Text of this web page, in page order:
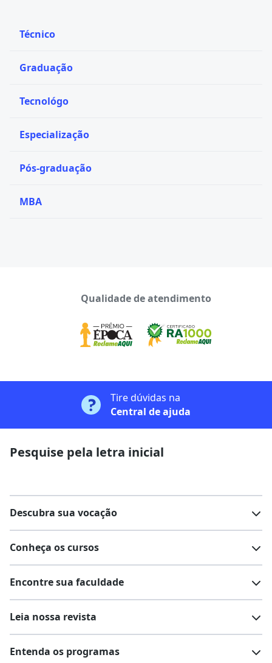
Técnico
Graduação
Tecnológo
Especialização
Pós-graduação
MBA
Qualidade de atendimento
Tire dúvidas na
Central de ajuda
Pesquise pela letra inicial
Descubra sua vocação
Conheça os cursos
Cursos técnicos
Encontre sua faculdade
Comunidade Quero
Leia nossa revista
Entenda os programas